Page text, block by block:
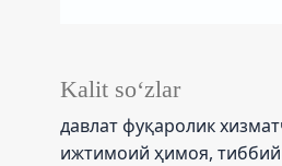
Kalit so‘zlar
давлат фуқаролик
ижтимоий ҳимоя, тиббий